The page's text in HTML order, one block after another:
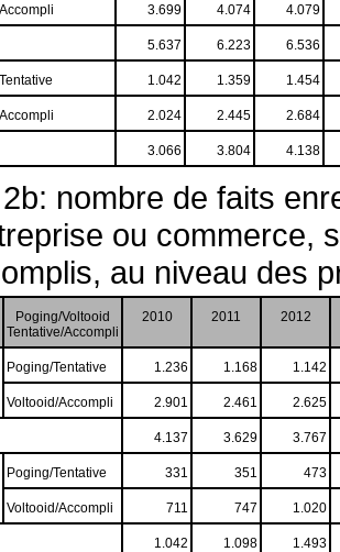
Accompli 3.699 4.074 4.079
5.637 6.223 6.536
Tentative 1.042 1.359 1.454
Accompli 2.024 2.445 2.684
3.066 3.804 4.138
nombre de faits
ou commerce,
au niveau des
Poging/Voltooid
Tentative/Accompli
2010 2011 2012
Poging/Tentative 1.236 1.168 1.142
Voltooid/Accompli 2.901 2.461 2.625
4.137 3.629 3.767
Poging/Tentative 331 351 473
Voltooid/Accompli 711 747 1.020
1.042 1.098 1.493